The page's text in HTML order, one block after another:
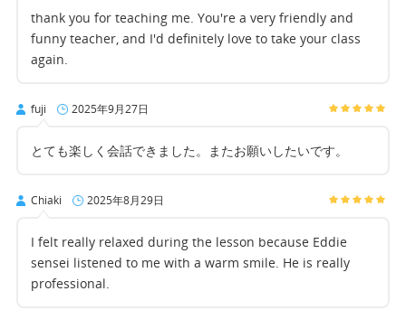
thank you for teaching me. You're a very friendly and
funny teacher, and I'd definitely love to take your class
again.
fuji 2025年9月27日
とても楽しく会話できました。またお願いしたいです。
Chiaki 2025年8月29日
I felt really relaxed during the lesson because Eddie
sensei listened to me with a warm smile. He is really
professional.